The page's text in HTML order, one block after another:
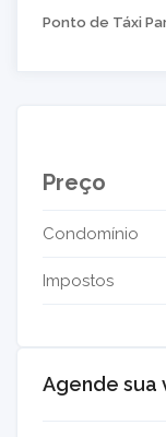
Ponto de Táxi
Preço
Condomínio
Impostos
Agende sua